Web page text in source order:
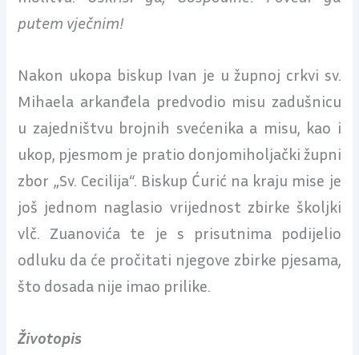
putem vječnim!
Nakon ukopa biskup Ivan je u župnoj crkvi sv.
Mihaela arkanđela predvodio misu zadušnicu
u zajedništvu brojnih svećenika a misu, kao i
ukop, pjesmom je pratio donjomiholjački župni
zbor „Sv. Cecilija“. Biskup Ćurić na kraju mise je
još jednom naglasio vrijednost zbirke školjki
vlč. Zuanovića te je s prisutnima podijelio
odluku da će pročitati njegove zbirke pjesama,
što dosada nije imao prilike.
Životopis